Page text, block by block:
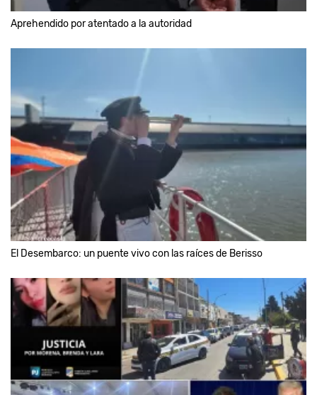
Aprehendido por atentado a la autoridad
El Desembarco: un puente vivo con las raíces de Berisso